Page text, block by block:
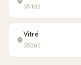
35132
Vitré
35500